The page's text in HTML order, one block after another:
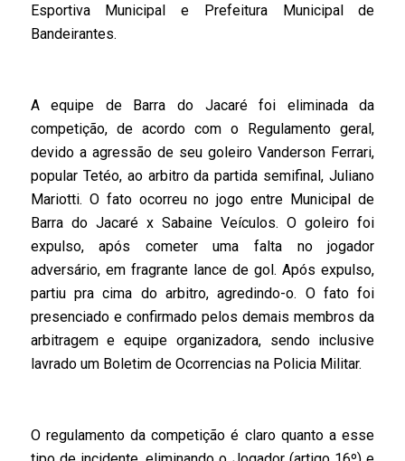
Esportiva Municipal e Prefeitura Municipal de
Bandeirantes.
A equipe de Barra do Jacaré foi eliminada da
competição, de acordo com o Regulamento geral,
devido a agressão de seu goleiro Vanderson Ferrari,
popular Tetéo, ao arbitro da partida semifinal, Juliano
Mariotti. O fato ocorreu no jogo entre Municipal de
Barra do Jacaré x Sabaine Veículos. O goleiro foi
expulso, após cometer uma falta no jogador
adversário, em fragrante lance de gol. Após expulso,
partiu pra cima do arbitro, agredindo-o. O fato foi
presenciado e confirmado pelos demais membros da
arbitragem e equipe organizadora, sendo inclusive
lavrado um Boletim de Ocorrencias na Policia Militar.
O regulamento da competição é claro quanto a esse